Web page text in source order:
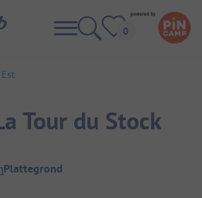
Tour du Stock
Plattegrond